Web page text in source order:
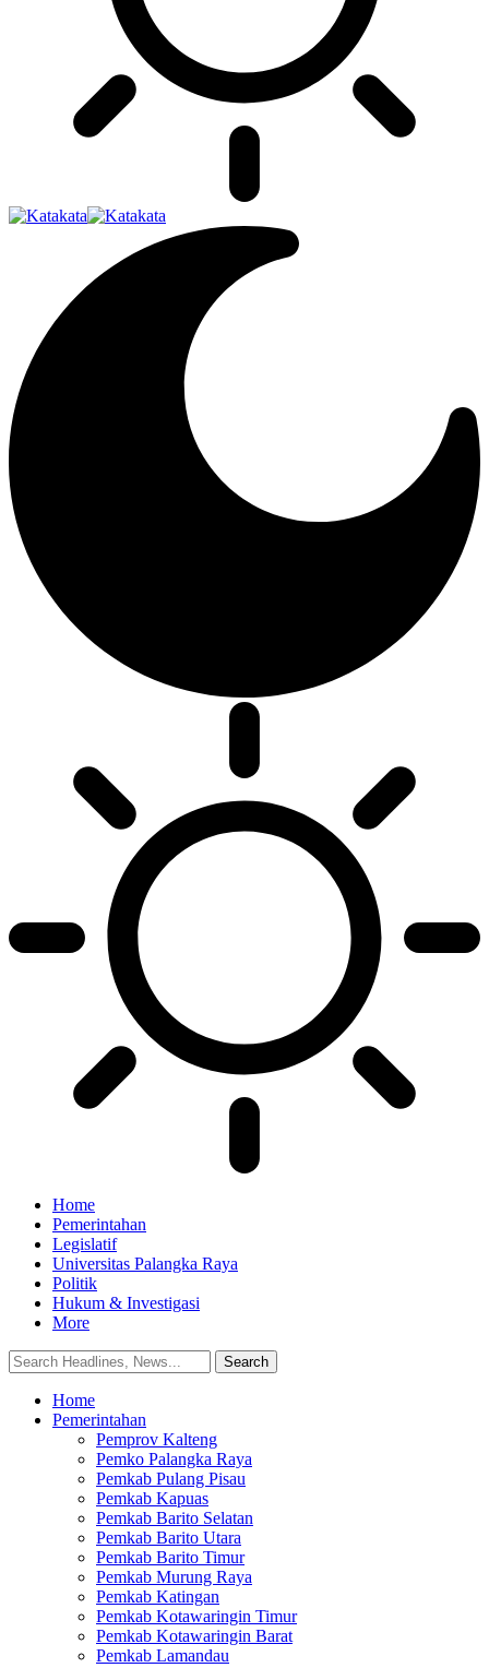
Home
Pemerintahan
Legislatif
Universitas Palangka Raya
Politik
Hukum & Investigasi
More
Home
Pemerintahan
Pemprov Kalteng
Pemko Palangka Raya
Pemkab Pulang Pisau
Pemkab Kapuas
Pemkab Barito Selatan
Pemkab Barito Utara
Pemkab Barito Timur
Pemkab Murung Raya
Pemkab Katingan
Pemkab Kotawaringin Timur
Pemkab Kotawaringin Barat
Pemkab Lamandau